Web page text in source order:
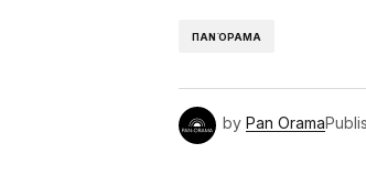
ΠΑΝΌΡΑΜΑ
by Pan Orama